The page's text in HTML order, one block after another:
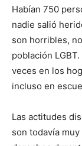
Habían 750
nadie salió
son horribles,
población
veces en los
incluso en
Las actitudes
son todavía